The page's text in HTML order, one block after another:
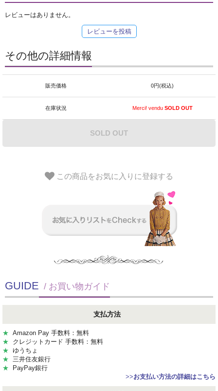
レビューはありません。
レビューを投稿
その他の詳細情報
販売価格 0円(税込)
在庫状況 Merci! venduSOLD OUT
SOLD OUT
この商品をお気に入りに登録する
GUIDE / お買い物ガイド
支払方法
★ Amazon Pay 手数料：無料
★ クレジットカード 手数料：無料
★ ゆうちょ
★ 三井住友銀行
★ PayPay銀行
>>お支払い方法の詳細はこちら